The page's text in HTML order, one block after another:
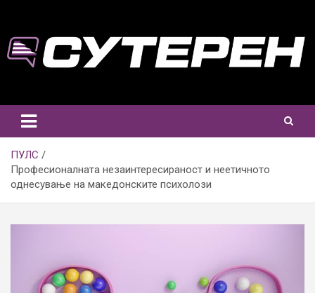
content
ПУЛС
Професионалната незаинтересираност и неетичното
однесување на македонските психолози